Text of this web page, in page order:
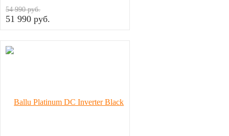
54 990 руб.
51 990 руб.